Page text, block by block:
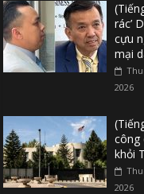
rác’
cựu
mại
2026
công
khỏi
2026